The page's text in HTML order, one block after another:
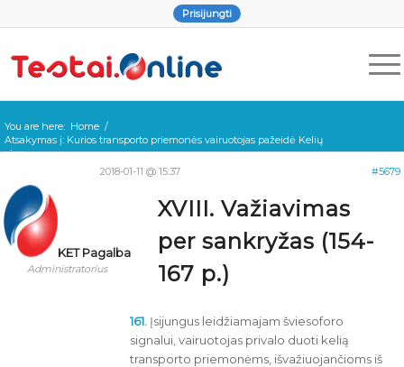
Prisijungti
You are here: Home /
Atsakymas į: Kurios transporto priemonės vairuotojas pažeidė Kelių
eism...
2018-01-11 @ 15:37
#5679
KET Pagalba
Administratorius
XVIII. Važiavimas
per sankryžas (154-
167 p.)
161. Įsijungus leidžiamajam šviesoforo
signalui, vairuotojas privalo duoti kelią
transporto priemonėms, išvažiuojančioms iš